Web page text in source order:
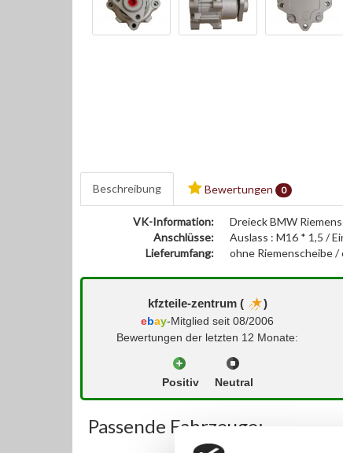
Beschreibung Bewertungen 0
VK-Information:
Dreieck BMW
Anschlüsse:
Auslass : M16 * 1,5 /
Lieferumfang:
ohne Riemenscheibe /
kfzteile-zentrum ( )
ebay-Mitglied seit 08/2006
Bewertungen der letzten 12 Monate:
Positiv Neutral
Passende Fahrzeuge: